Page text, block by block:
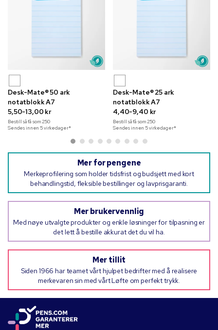
Desk-Mate® 50 ark
notatblokk A7
5,50-13,00 kr
Bestill så få som250
Sendes innen 5 virkedager*
Desk-Mate® 25 ark
notatblokk A7
4,40-9,40 kr
Bestill så få som250
Sendes innen 5 virkedager*
Mer for pengene
Merkeprofilering som holder tidsfrist og budsjett med kort
behandlingstid, fleksible bestillinger og lavprisgaranti.
Mer brukervennlig
Med nøye utvalgte produkter og enkle løsninger for tilpasning er
det lett å bestille akkurat det du vil ha.
Mer tillit
Siden 1966 har teamet vårt hjulpet bedrifter med å realisere
merkevaren sin med vårt Løfte om perfekt trykk.